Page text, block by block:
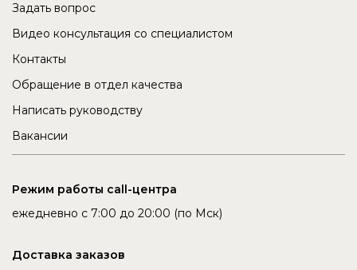
Задать вопрос
Видео консультация со специалистом
Контакты
Обращение в отдел качества
Написать руководству
Вакансии
Режим работы call-центра
ежедневно с 7:00 до 20:00 (по Мск)
Доставка заказов